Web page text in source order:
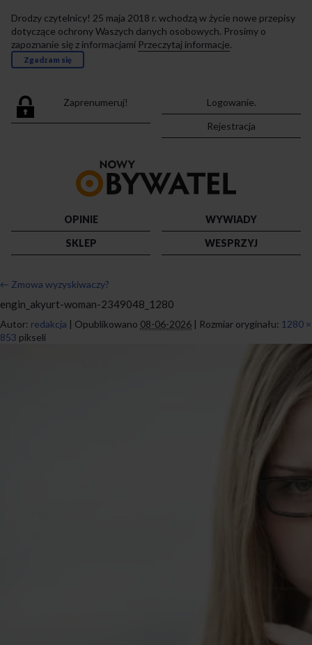
Drodzy czytelnicy! 25 maja 2018 r. wchodzą w życie nowe przepisy
dotyczące ochrony Waszych danych osobowych. Prosimy o
zapoznanie się z informacjami Przeczytaj informacje.
Zgadzam się
Zaprenumeruj!
Logowanie.
Rejestracja
strony
OPINIE
WYWIADY
SKLEP
WESPRZYJ
← Zmowa wyzyskiwaczy?
engin_akyurt-woman-2349048_1280
Autor: redakcja | Opublikowano 08-06-2026 | Rozmiar oryginału: 1280 ×
853 pikseli